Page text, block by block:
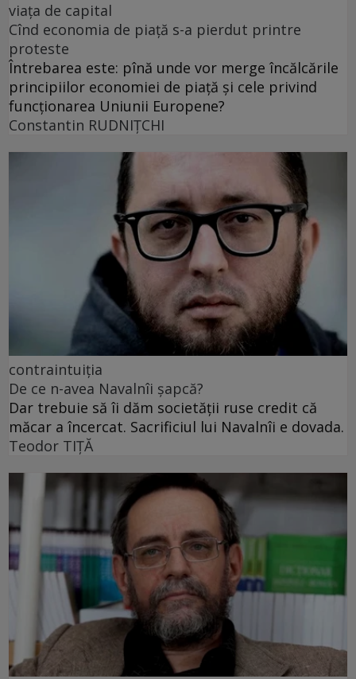
viața de capital
Cînd economia de piață s-a pierdut printre
proteste
Întrebarea este: pînă unde vor merge încălcările
principiilor economiei de piață și cele privind
funcționarea Uniunii Europene?
Constantin RUDNIŢCHI
contraintuiția
De ce n-avea Navalnîi șapcă?
Dar trebuie să îi dăm societății ruse credit că
măcar a încercat. Sacrificiul lui Navalnîi e dovada.
Teodor TIŢĂ